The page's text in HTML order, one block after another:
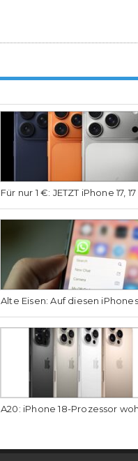
Für nur 1 €: JETZT iPhone 17,
Alte Eisen: Auf diesen
A20: iPhone 18-Prozessor